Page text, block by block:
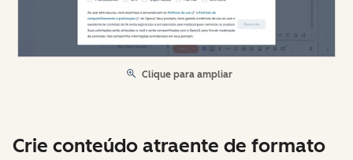
Clique para ampliar
Crie conteúdo atraente de formato